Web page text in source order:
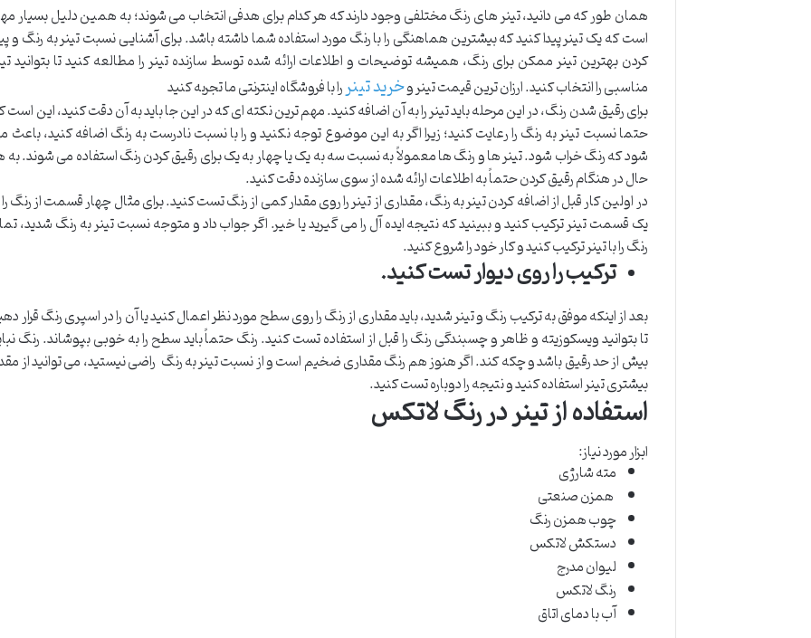
همان طور که می دانید، تینر های رنگ مختلفی وجود دارند که هر کدام برای هدفی انتخاب می شوند؛ به همین دلیل بسیار
است که یک تینر پیدا کنید که بیشترین هماهنگی را با رنگ مورد استفاده شما داشته باشد. برای آشنایی نسبت تینر به رنگ و
کردن بهترین تینر ممکن برای رنگ، همیشه توضیحات و اطلاعات ارائه شده توسط سازنده تینر را مطالعه کنید تا بتوانید
مناسبی را انتخاب کنید. ارزان ترین قیمت تینر وخرید تینررا با فروشگاه اینترنتی ما تجربه کنید
برای رقیق شدن رنگ، در این مرحله باید تینر را به آن اضافه کنید. مهم ترین نکته ای که در این جا باید به آن دقت کنید، این است
حتما نسبت تینر به رنگ را رعایت کنید؛ زیرا اگر به این موضوع توجه نکنید و را با نسبت نادرست به رنگ اضافه کنید، باعث
شود که رنگ خراب شود. تینر ها و رنگ ها معمولاً به نسبت سه به یک یا چهار به یک برای رقیق کردن رنگ استفاده می شوند. به
حال در هنگام رقیق کردن حتماً به اطلاعات ارائه شده از سوی سازنده دقت کنید.
در اولین کار قبل از اضافه کردن تینر به رنگ، مقداری از تینر را روی مقدار کمی از رنگ تست کنید. برای مثال چهار قسمت از رنگ را
یک قسمت تینر ترکیب کنید و ببینید که نتیجه ایده آل را می گیرید یا خیر. اگر جواب داد و متوجه نسبت تینر به رنگ شدید،
رنگ را با تینر ترکیب کنید و کار خود را شروع کنید.
ترکیب را روی دیوار تست کنید.
بعد از اینکه موفق به ترکیب رنگ و تینر شدید، باید مقداری از رنگ را روی سطح مورد نظر اعمال کنید یا آن را در اسپری رنگ قرار
تا بتوانید ویسکوزیته و ظاهر و چسبندگی رنگ را قبل از استفاده تست کنید. رنگ حتماً باید سطح را به خوبی بپوشاند. رنگ
بیش از حد رقیق باشد و چکه کند. اگر هنوز هم رنگ مقداری ضخیم است و از نسبت تینر به رنگ راضی نیستید، می توانید از
بیشتری تینر استفاده کنید و نتیجه را دوباره تست کنید.
استفاده از تینر در رنگ لاتکس
ابزار مورد نیاز:
مته شارژی
همزن صنعتی
چوب همزن رنگ
دستکش لاتکس
لیوان مدرج
رنگ لاتکس
آب با دمای اتاق